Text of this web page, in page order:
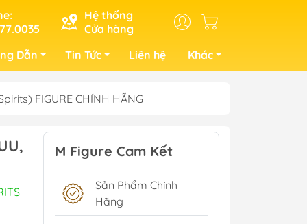
Hệ thống
Cửa hàng
Dẫn Tin Tức Liên hệ Khác
FIGURE CHÍNH HÃNG
M Figure Cam Kết
Sản Phẩm Chính
Hãng